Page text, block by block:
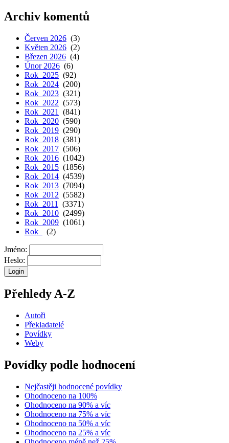
Archiv komentů
Červen 2026 (3)
Květen 2026 (2)
Březen 2026 (4)
Únor 2026 (6)
Rok 2025 (92)
Rok 2024 (200)
Rok 2023 (321)
Rok 2022 (573)
Rok 2021
(841)
Rok 2020 (590)
Rok 2019 (290)
Rok 2018 (381)
Rok 2017 (506)
Rok 2016 (1042)
Rok 2015 (1856)
Rok 2014 (4539)
Rok 2013 (7094)
Rok 2012 (5582)
Rok 2011
(3371)
Rok 2010 (2499)
Rok 2009 (1061)
Rok
(2)
Jméno:
Heslo:
Přehledy A-Z
Autoři
Překladatelé
Povídky
Weby
Povídky podle hodnocení
Nejčastěji hodnocené povídky
Ohodnoceno na 100%
Ohodnoceno na 90% a víc
Ohodnoceno na 75% a víc
Ohodnoceno na 50% a víc
Ohodnoceno na 25% a víc